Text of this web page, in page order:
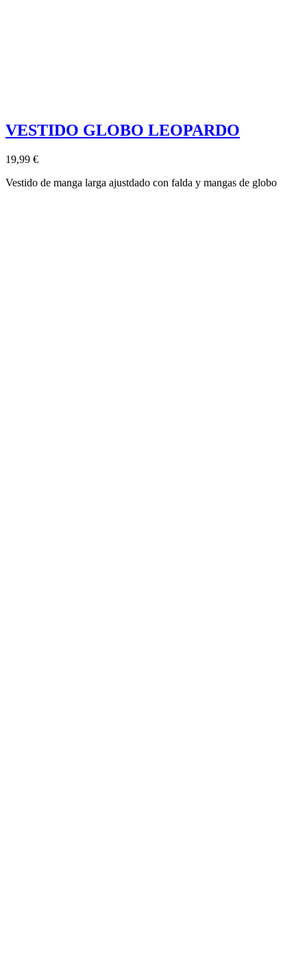
VESTIDO GLOBO LEOPARDO
19,99 €
Vestido de manga larga ajustdado con falda y mangas de globo